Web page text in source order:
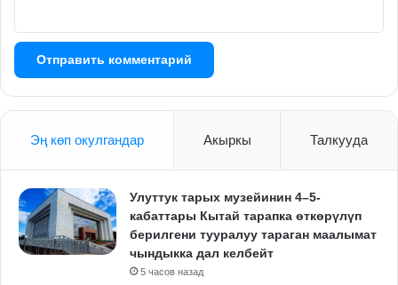
Эң көп окулгандар Акыркы Талкууда
Улуттук тарых музейинин 4–5-
кабаттары Кытай тарапка өткөрүлүп
берилгени тууралуу тараган маалымат
чындыкка дал келбейт
5 часов назад